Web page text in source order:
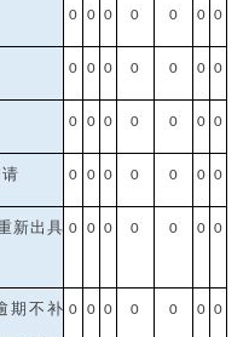
0 0 0 0 0 0 0
0 0 0 0 0 0 0
0 0 0 0 0 0 0
0 0 0 0 0 0 0
新出具 0 0 0 0 0 0 0
期不补 0 0 0 0 0 0 0